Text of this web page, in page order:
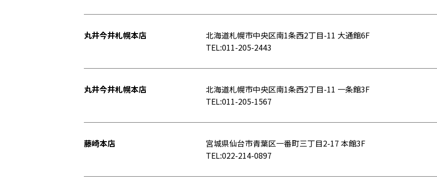
丸井今井札幌本店
北海道札幌市中央区南1条西2丁目-11 大通館6F
TEL:011-205-2443
丸井今井札幌本店
北海道札幌市中央区南1条西2丁目-11 一条館3F
TEL:011-205-1567
藤崎本店
宮城県仙台市青葉区一番町三丁目2-17 本館3F
TEL:022-214-0897